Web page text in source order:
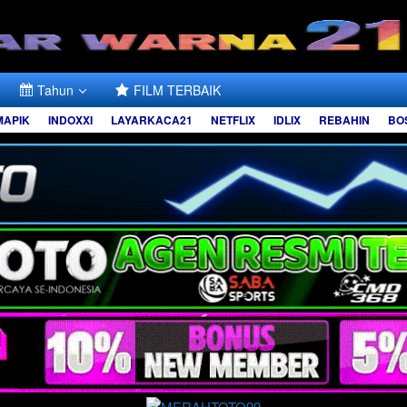
Tahun FILM TERBAIK
INDOXXI LAYARKACA21 NETFLIX IDLIX REBAHIN